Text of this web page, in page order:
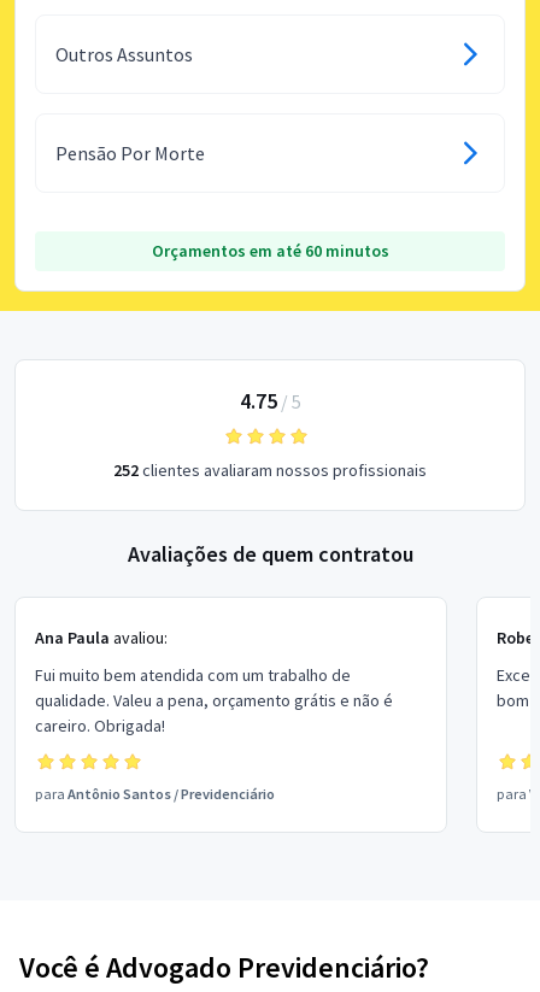
Outros Assuntos
Pensão Por Morte
Orçamentos em até 60 minutos
4.75/ 5
252clientes avaliaram nossos profissionais
Avaliações de quem contratou
Ana Paula avaliou:
Fui muito bem atendida com um trabalho de
qualidade. Valeu a pena, orçamento grátis e não é
careiro. Obrigada!
para Antônio Santos /Previdenciário
bom
para
Você é Advogado Previdenciário?